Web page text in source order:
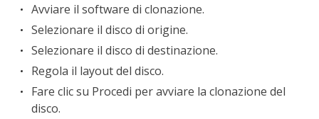
Avviare il software di clonazione.
Selezionare il disco di origine.
Selezionare il disco di destinazione.
Regola il layout del disco.
Fare clic su Procedi per avviare la clonazione del
disco.